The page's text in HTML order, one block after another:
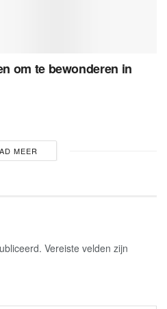
om te bewonderen in
MEER
Vereiste velden zijn